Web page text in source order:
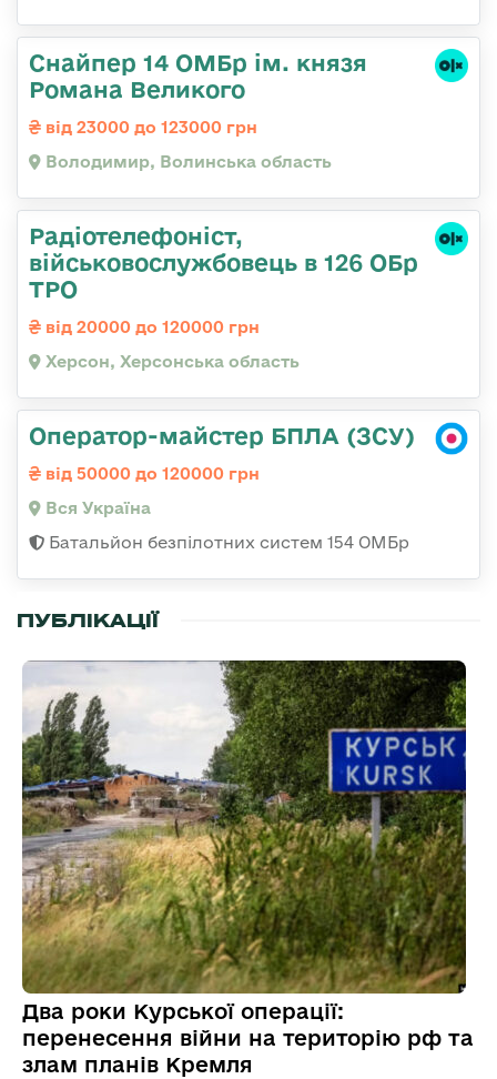
Снайпер 14 ОМБр ім. князя
Романа Великого
від 23000 до 123000 грн
Володимир, Волинська область
Радіотелефоніст,
військовослужбовець в 126 ОБр
ТРО
від 20000 до 120000 грн
Херсон, Херсонська область
Оператор-майстер БПЛА (ЗСУ)
від 50000 до 120000 грн
Вся Україна
Батальйон безпілотних систем 154 ОМБр
ПУБЛІКАЦІЇ
Два роки Курської операції:
перенесення війни на територію рф та
злам планів Кремля